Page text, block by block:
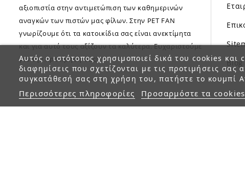
αξιοπιστία στην αντιμετώπιση των καθημερινών
αναγκών των πιστών μας φίλων. Στην PET FAN
γνωρίζουμε ότι τα κατοικίδια σας είναι ανεκτίμητα
και για αυτό τους αξίζουν τα καλύτερα. Ευχαριστούμε
για την προτίμηση σας!
Blog
Αυτός ο ιστότοπος χρησιμοποιεί δικά του cookies και
διαφημίσεις που σχετίζονται με τις προτιμήσεις
συγκατάθεσή σας στη χρήση του, πατήστε το κουμπί
Περισσότερες πληροφορίες Προσαρμόστε τα cookies